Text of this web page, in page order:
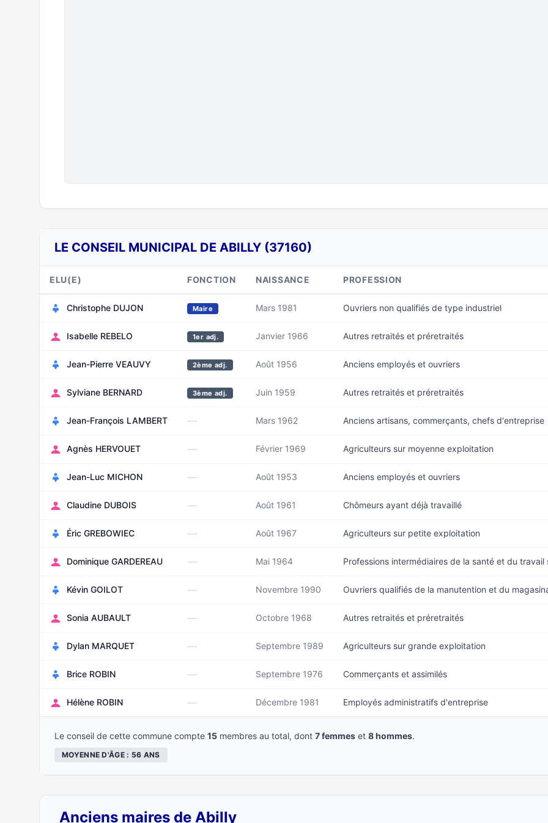
LE CONSEIL MUNICIPAL DE ABILLY (37160)
ELU(E) FONCTION NAISSANCE PROFESSION
Christophe DUJON Maire Mars 1981 Ouvriers non qualifiés de type industriel
Isabelle REBELO 1er adj. Janvier 1966 Autres retraités et préretraités
Jean-Pierre VEAUVY 2ème adj. Août 1956 Anciens employés et ouvriers
Sylviane BERNARD 3ème adj. Juin 1959 Autres retraités et préretraités
Jean-François LAMBERT — Mars 1962 Anciens artisans, commerçants, chefs d'entreprise
Agnès HERVOUET — Février 1969 Agriculteurs sur moyenne exploitation
Jean-Luc MICHON — Août 1953 Anciens employés et ouvriers
Claudine DUBOIS — Août 1961 Chômeurs ayant déjà travaillé
Éric GREBOWIEC — Août 1967 Agriculteurs sur petite exploitation
Dominique GARDEREAU — Mai 1964 Professions intermédiaires de la santé et du travail
Kévin GOILOT — Novembre 1990 Ouvriers qualifiés de la manutention et du
Sonia AUBAULT — Octobre 1968 Autres retraités et préretraités
Dylan MARQUET — Septembre 1989 Agriculteurs sur grande exploitation
Brice ROBIN — Septembre 1976 Commerçants et assimilés
Hélène ROBIN — Décembre 1981 Employés administratifs d'entreprise
Le conseil de cette commune compte 15 membres au total, dont 7 femmes et 8 hommes.
MOYENNE D'ÂGE : 56 ANS
Anciens maires de Abilly